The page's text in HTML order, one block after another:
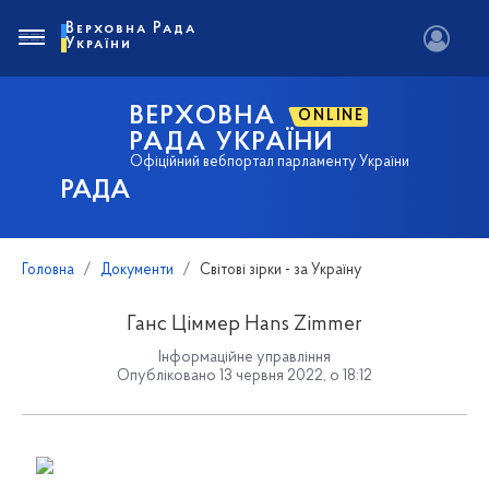
РАДА
ВЕРХОВНА ONLINE
РАДА УКРАЇНИ
Офіційний вебпортал парламенту України
Верховна Рада
України
Головна Документи Світові зірки - за Україну
Ганс Ціммер Hans Zimmer
Інформаційне управління
Опубліковано 13 червня 2022, о 18:12